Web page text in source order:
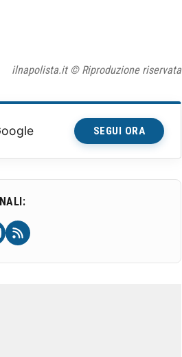
ilnapolista.it © Riproduzione riservata
SEGUI ORA